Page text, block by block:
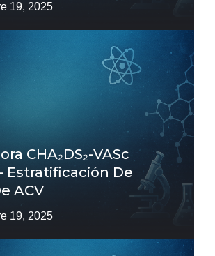
19, 2025
CHA₂DS₂-VASc
De
ACV
19, 2025